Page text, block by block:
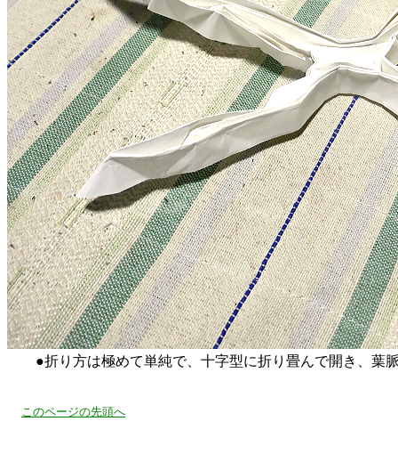
●折り方は極めて単純で、十字型に折り畳んで開き、葉
このページの先頭へ